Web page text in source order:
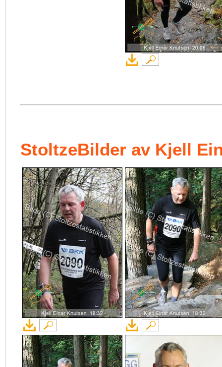
StoltzeBilder av Kjell